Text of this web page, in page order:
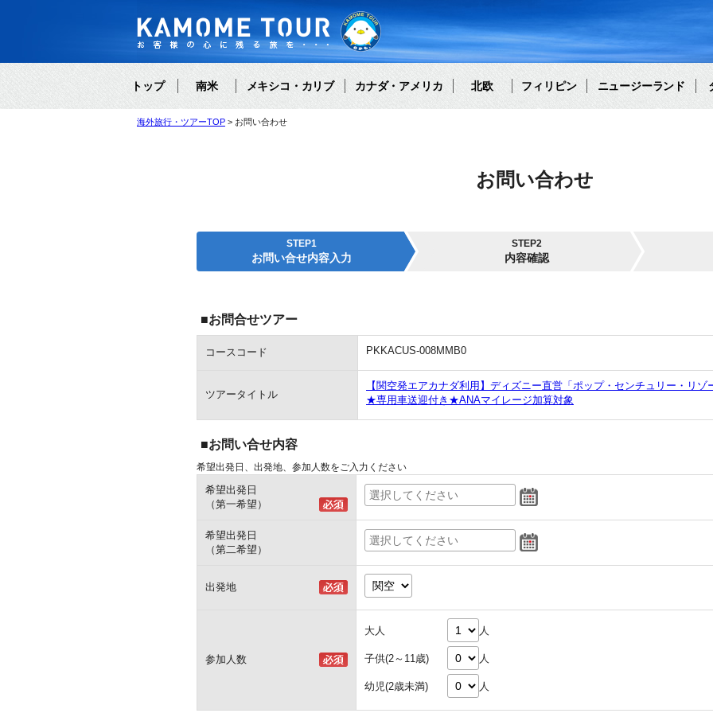
トップ 南米 メキシコ・カリブ カナダ・アメリカ 北欧 フィリピン ニュージーランド
海外旅行・ツアーTOP お問い合わせ
お問い合わせ
STEP1
お問い合せ内容入力
STEP2
内容確認
■お問合せツアー
コースコード PKKACUS-008MMB0
ツアータイトル
【関空発エアカナダ利用】ディズニー直営「ポップ・センチュリー・リ
★専用車送迎付き★ANAマイレージ加算対象
■お問い合せ内容
希望出発日、出発地、参加人数をご入力ください
希望出発日
（第一希望）
希望出発日
（第二希望）
出発地
参加人数
大人 人
子供(2～11歳) 人
幼児(2歳未満) 人